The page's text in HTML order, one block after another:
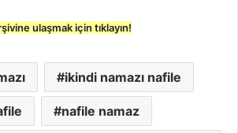
ulaşmak için tıklayın!
ikindi namazı nafile
nafile namaz